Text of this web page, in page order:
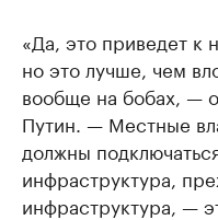
«Да, это приведет к
но это лучше, чем
вообще на бобах, —
Путин. — Местные
должны
инфраструктура,
инфраструктура, —